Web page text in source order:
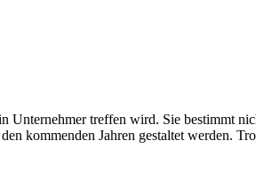
Unternehmer treffen wird. Sie bestimmt
kommenden Jahren gestaltet werden.